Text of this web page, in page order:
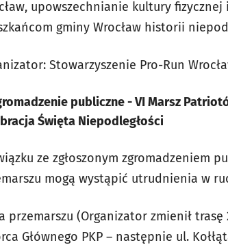
upowszechnianie kultury
gminy Wrocław historii
Stowarzyszenie Pro-Run
publiczne - VI Marsz
Święta Niepodległości
ze zgłoszonym zgromadzeniem
mogą wystąpić utrudnienia w
przemarszu (Organizator zmienił
Głównego PKP – następnie ul.